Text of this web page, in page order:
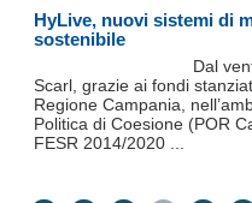
HyLive, nuovi sistemi di
sostenibile
Dal
Scarl, grazie ai fondi
Regione Campania,
Politica di Coesione (POR
FESR 2014/2020 ...